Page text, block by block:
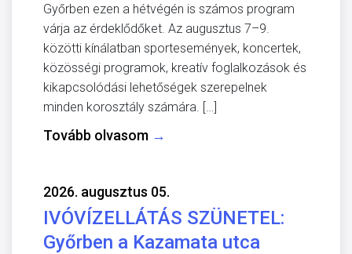
Győrben ezen a hétvégén is számos program
várja az érdeklődőket. Az augusztus 7–9.
közötti kínálatban sportesemények, koncertek,
közösségi programok, kreatív foglalkozások és
kikapcsolódási lehetőségek szerepelnek
minden korosztály számára. […]
Tovább olvasom →
2026. augusztus 05.
IVÓVÍZELLÁTÁS SZÜNETEL:
Győrben a Kazamata utca